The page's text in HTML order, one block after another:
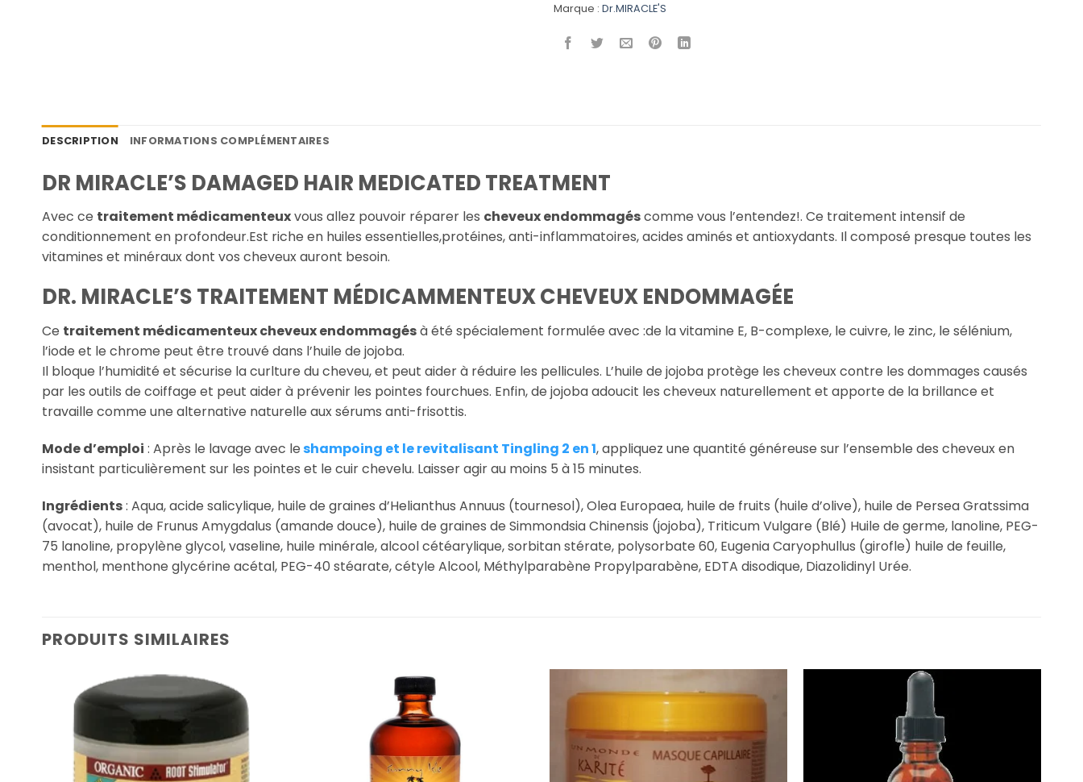
Marque : Dr.MIRACLE'S
DESCRIPTION INFORMATIONS COMPLÉMENTAIRES
DR MIRACLE’S DAMAGED HAIR MEDICATED TREATMENT
Avec ce traitement médicamenteuxvous allez pouvoir réparer les cheveux endommagéscomme vous l’entendez!. Ce traitement intensif de
conditionnement en profondeur.Est riche en huiles essentielles,protéines, anti-inflammatoires, acides aminés et antioxydants. Il composé presque toutes les
vitamines et minéraux dont vos cheveux auront besoin.
DR. MIRACLE’S TRAITEMENT MÉDICAMMENTEUX CHEVEUX ENDOMMAGÉE
Ce traitement médicamenteux cheveux endommagésà été spécialement formulée avec :de la vitamine E, B-complexe, le cuivre, le zinc, le sélénium,
l’iode et le chrome peut être trouvé dans l’huile de jojoba.
Il bloque l’humidité et sécurise la curlture du cheveu, et peut aider à réduire les pellicules. L’huile de jojoba protège les cheveux contre les dommages causés
par les outils de coiffage et peut aider à prévenir les pointes fourchues. Enfin, de jojoba adoucit les cheveux naturellement et apporte de la brillance et
travaille comme une alternative naturelle aux sérums anti-frisottis.
Mode d’emploi : Après le lavage avec leshampoing et le revitalisant Tingling 2 en 1, appliquez une quantité généreuse sur l’ensemble des cheveux en
insistant particulièrement sur les pointes et le cuir chevelu. Laisser agir au moins 5 à 15 minutes.
Ingrédients: Aqua, acide salicylique, huile de graines d’Helianthus Annuus (tournesol), Olea Europaea, huile de fruits (huile d’olive), huile de Persea Gratssima
(avocat), huile de Frunus Amygdalus (amande douce), huile de graines de Simmondsia Chinensis (jojoba), Triticum Vulgare (Blé) Huile de germe, lanoline, PEG-
75 lanoline, propylène glycol, vaseline, huile minérale, alcool cétéarylique, sorbitan stérate, polysorbate 60, Eugenia Caryophullus (girofle) huile de feuille,
menthol, menthone glycérine acétal, PEG-40 stéarate, cétyle Alcool, Méthylparabène Propylparabène, EDTA disodique, Diazolidinyl Urée.
PRODUITS SIMILAIRES